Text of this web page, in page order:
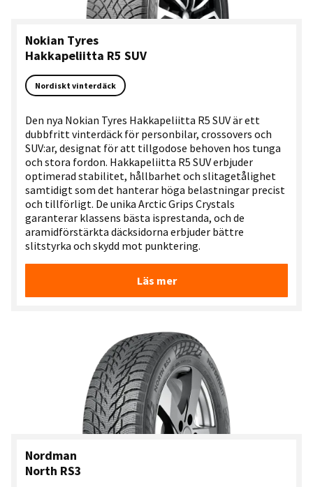
Nokian Tyres
Hakkapeliitta R5 SUV
Nordiskt vinterdäck
Den nya Nokian Tyres Hakkapeliitta R5 SUV är ett
dubbfritt vinterdäck för personbilar, crossovers och
SUV:ar, designat för att tillgodose behoven hos tunga
och stora fordon. Hakkapeliitta R5 SUV erbjuder
optimerad stabilitet, hållbarhet och slitagetålighet
samtidigt som det hanterar höga belastningar precist
och tillförligt. De unika Arctic Grips Crystals
garanterar klassens bästa isprestanda, och de
aramidförstärkta däcksidorna erbjuder bättre
slitstyrka och skydd mot punktering.
Läs mer
Nordman
North RS3